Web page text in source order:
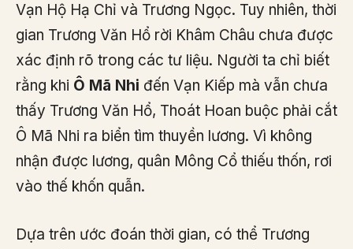
Vạn Hộ Hạ Chỉ và Trương Ngọc. Tuy nhiên, thời
gian Trương Văn Hổ rời Khâm Châu chưa được
xác định rõ trong các tư liệu. Người ta chỉ biết
rằng khi Ô Mã Nhi đến Vạn Kiếp mà vẫn chưa
thấy Trương Văn Hổ, Thoát Hoan buộc phải cắt
Ô Mã Nhi ra biển tìm thuyền lương. Vì không
nhận được lương, quân Mông Cổ thiếu thốn, rơi
vào thế khốn quẫn.
Dựa trên ước đoán thời gian, có thể Trương